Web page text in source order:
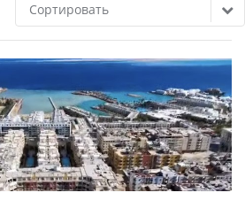
Сортировать